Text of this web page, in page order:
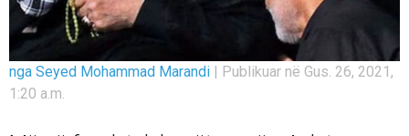
nga Seyed Mohammad Marandi | Publikuar në Gus. 26, 2021,
1:20 a.m.